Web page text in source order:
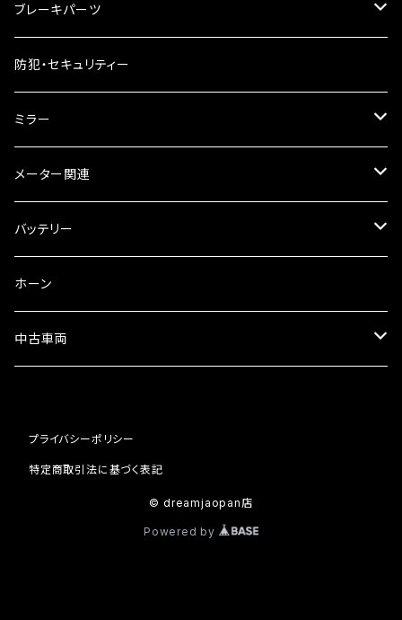
ケミカル
2スト用エンジンオイル
ギアオイル
オイルクーラー
ラジエーター
フォークオイル
マフラーガード
バンテージタイプ
スリップオン
サイレンサー
ブレーキパーツ
ブレーキシュー
ブレーキパット
ブレーキオイル
その他
防犯・セキュリティー
ミラー
ミラー本体
ミラーアダプター
ミラーその他
メーター関連
スピードメーター
タコメーター
セット
バッテリー
バッテリー充電器
ホーン
中古車両
ホンダ
プライバシーポリシー
特定商取引法に基づく表記
© dreamjaopan店
Powered by